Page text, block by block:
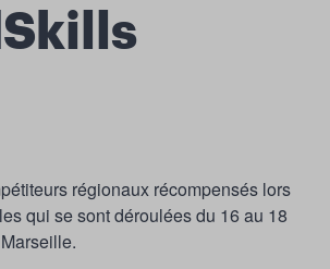
régionaux récompensés lors
qui se sont déroulées du 16 au 18